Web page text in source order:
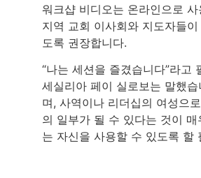
워크샵 비디오는 온라인으로
지역 교회 이사회와 지도자들
도록 권장합니다.
“나는 세션을 즐겼습니다”라고
세실리아 페이 실로보는 말했
며, 사역이나 리더십의 여성으
의 일부가 될 수 있다는 것이
는 자신을 사용할 수 있도록 할